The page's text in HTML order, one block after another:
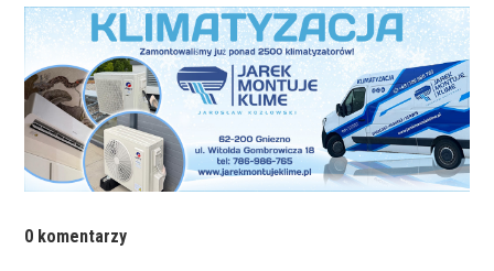
0 komentarzy